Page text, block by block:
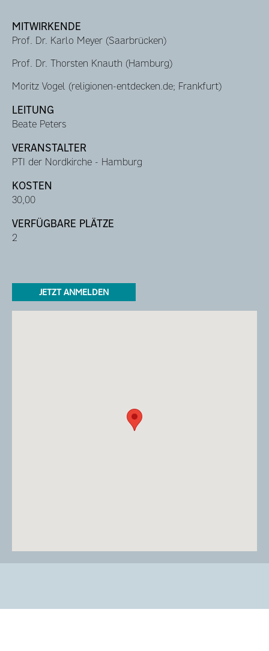
MITWIRKENDE
Prof. Dr. Karlo Meyer (Saarbrücken)
Prof. Dr. Thorsten Knauth (Hamburg)
Moritz Vogel (religionen-entdecken.de; Frankfurt)
LEITUNG
Beate Peters
VERANSTALTER
PTI der Nordkirche - Hamburg
KOSTEN
30,00
VERFÜGBARE PLÄTZE
2
JETZT ANMELDEN